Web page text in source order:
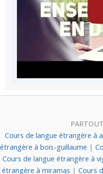
Cours de langue étrangère à
étrangère à bois-guillaume |
Cours de langue étrangère à
étrangère à miramas | Cours